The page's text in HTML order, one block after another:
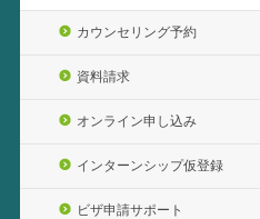
カウンセリング予約
資料請求
オンライン申し込み
インターンシップ仮登録
ビザ申請サポート